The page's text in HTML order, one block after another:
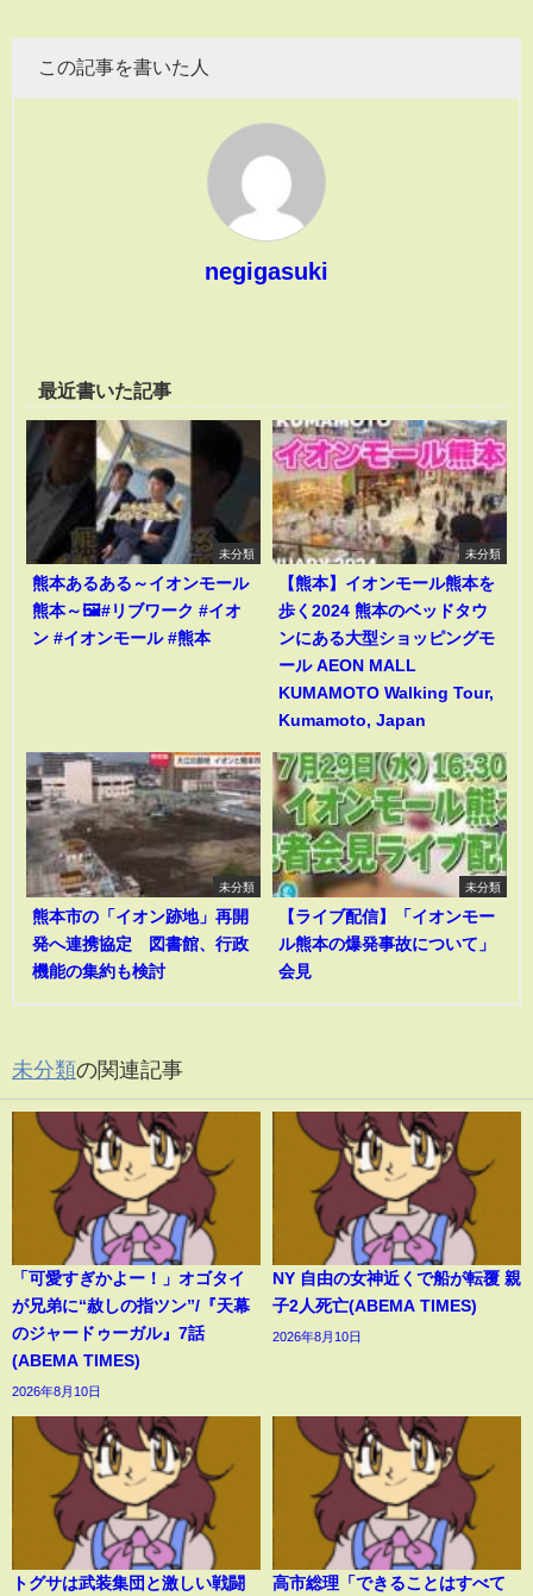
この記事を書いた人
negigasuki
最近書いた記事
未分類
熊本あるある～イオンモール
熊本～🖼️#リブワーク #イオ
ン #イオンモール #熊本
未分類
【熊本】イオンモール熊本を
歩く2024 熊本のベッドタウ
ンにある大型ショッピングモ
ール AEON MALL
KUMAMOTO Walking Tour,
Kumamoto, Japan
未分類
熊本市の「イオン跡地」再開
発へ連携協定 図書館、行政
機能の集約も検討
未分類
【ライブ配信】「イオンモー
ル熊本の爆発事故について」
会見
未分類の関連記事
「可愛すぎかよー！」オゴタイ
が兄弟に“赦しの指ツン”/『天幕
のジャードゥーガル』7話
(ABEMA TIMES)
2026年8月10日
NY 自由の女神近くで船が転覆 親
子2人死亡(ABEMA TIMES)
2026年8月10日
トグサは武装集団と激しい戦闘
高市総理「できることはすべて